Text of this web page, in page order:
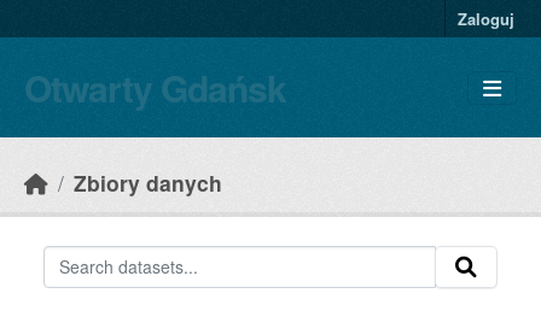
Zaloguj
Otwarty Gdańsk
Zbiory danych